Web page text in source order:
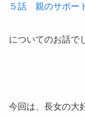
５話 親のサポー
についてのお話で
今回は、長女の大